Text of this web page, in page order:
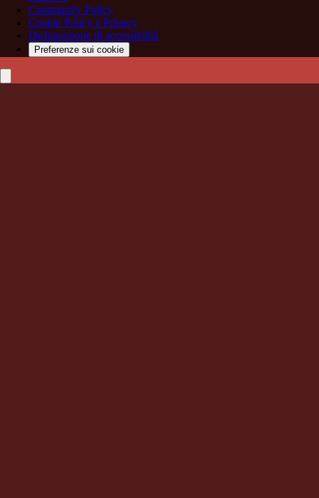
Community Policy
Cookie Policy e Privacy
Dichiarazione di accessibilità
Preferenze sui cookie